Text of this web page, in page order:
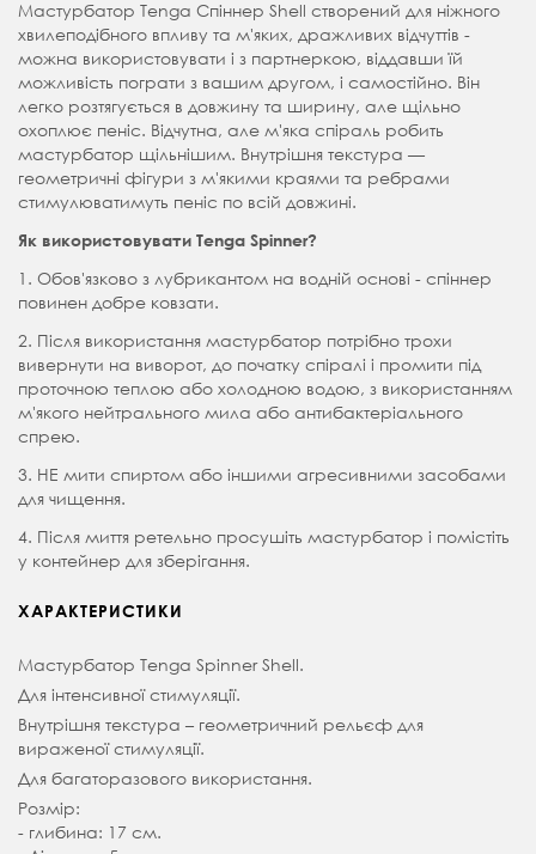
Мастурбатор Tenga Спіннер Shell створений для ніжного
хвилеподібного впливу та м'яких, дражливих відчуттів -
можна використовувати і з партнеркою, віддавши їй
можливість пограти з вашим другом, і самостійно. Він
легко розтягується в довжину та ширину, але щільно
охоплює пеніс. Відчутна, але м'яка спіраль робить
мастурбатор щільнішим. Внутрішня текстура —
геометричні фігури з м'якими краями та ребрами
стимулюватимуть пеніс по всій довжині.
Як використовувати Tenga Spinner?
1. Обов'язково з лубрикантом на водній основі - спіннер
повинен добре ковзати.
2. Після використання мастурбатор потрібно трохи
вивернути на виворот, до початку спіралі і промити під
проточною теплою або холодною водою, з використанням
м'якого нейтрального мила або антибактеріального
спрею.
3. НЕ мити спиртом або іншими агресивними засобами
для чищення.
4. Після миття ретельно просушіть мастурбатор і помістіть
у контейнер для зберігання.
ХАРАКТЕРИСТИКИ
Мастурбатор Tenga Spinner Shell.
Для інтенсивної стимуляції.
Внутрішня текстура – ​​геометричний рельєф для
вираженої стимуляції.
Для багаторазового використання.
Розмір:
- глибина: 17 см.